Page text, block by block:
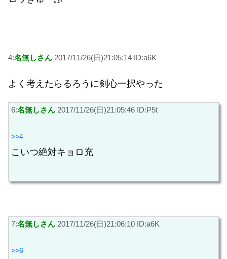
4:名無しさん 2017/11/26(日)21:05:14 ID:a6K
よく考えたらるろうに剣心一択やった
6:名無しさん 2017/11/26(日)21:05:46 ID:P5t
>>4
こいつ絶対キョロ充
7:名無しさん 2017/11/26(日)21:06:10 ID:a6K
>>6